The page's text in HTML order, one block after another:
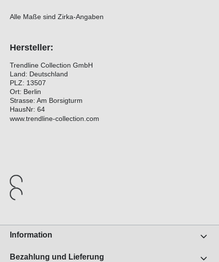
Alle Maße sind Zirka-Angaben
Hersteller:
Trendline Collection GmbH
Land: Deutschland
PLZ: 13507
Ort: Berlin
Strasse: Am Borsigturm
HausNr: 64
www.trendline-collection.com
Information
Bezahlung und Lieferung